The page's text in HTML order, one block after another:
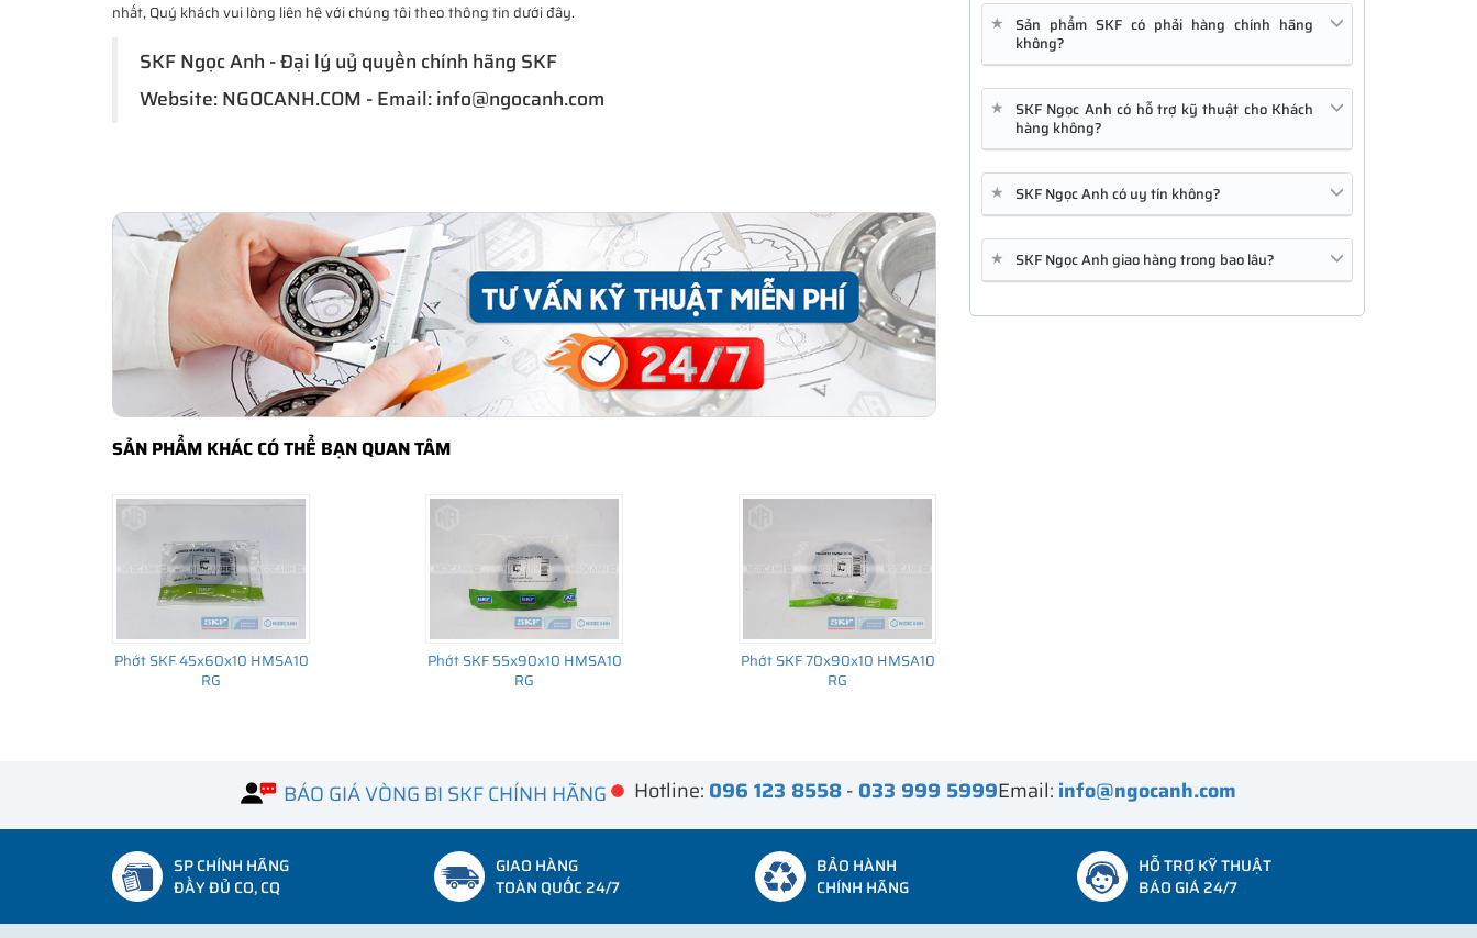
nhất, Quý khách vui lòng liên hệ với chúng tôi theo thông tin dưới đây.
SKF Ngọc Anh - Đại lý uỷ quyền chính hãng SKF
Website: NGOCANH.COM - Email: info@ngocanh.com
SẢN PHẨM KHÁC CÓ THỂ BẠN QUAN TÂM
Phớt SKF 45x60x10 HMSA10
RG
Phớt SKF 55x90x10 HMSA10
RG
Phớt SKF 70x90x10 HMSA10
RG
★ Sản phẩm SKF có phải hàng chính hãng
không?
★ SKF Ngọc Anh có hỗ trợ kỹ thuật cho Khách
hàng không?
★ SKF Ngọc Anh có uy tín không?
★ SKF Ngọc Anh giao hàng trong bao lâu?
BÁO GIÁ VÒNG BI SKF CHÍNH HÃNG Hotline: 096 123 8558- 033 999 5999Email: info@ngocanh.com
SP CHÍNH HÃNG
ĐẦY ĐỦ CO, CQ
GIAO HÀNG
TOÀN QUỐC 24/7
BẢO HÀNH
CHÍNH HÃNG
HỖ TRỢ KỸ THUẬT
BÁO GIÁ 24/7